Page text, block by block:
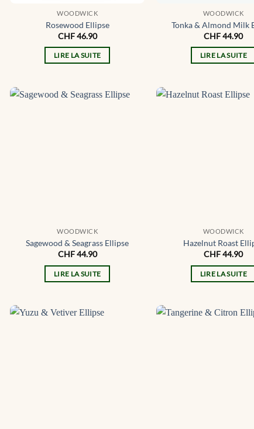
WOODWICK
Rosewood Ellipse
CHF46.90
LIRE LA SUITE
WOODWICK
Tonka & Almond Milk
CHF44.90
LIRE LA SUITE
WOODWICK
Sagewood & Seagrass Ellipse
CHF44.90
LIRE LA SUITE
WOODWICK
Hazelnut Roast
CHF44.90
LIRE LA SUITE